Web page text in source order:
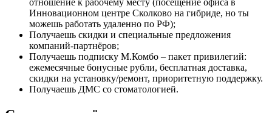
Инновационном центре Сколково на гибриде, но ты
можешь работать удаленно по РФ);
Получаешь скидки и специальные предложения
компаний-партнёров;
Получаешь подписку М.Комбо – пакет привилегий:
ежемесячные бонусные рубли, бесплатная доставка,
скидки на установку/ремонт, приоритетную поддержку.
Получаешь ДМС со стоматологией.